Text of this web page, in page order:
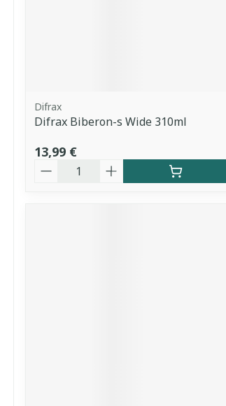
Difrax
Difrax Biberon-s Wide 310ml
13,99 €
Quantité